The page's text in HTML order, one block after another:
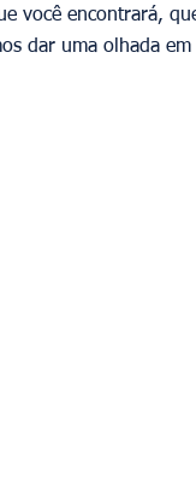
você encontrará,
dar uma olhada